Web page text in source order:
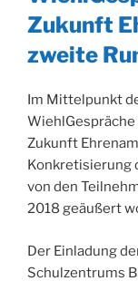
Zukunft
zweite
Im Mittelpunkt
Zukunft
Konkretisierung
von den
2018 geäußert
Der Einladung
Schulzentrums